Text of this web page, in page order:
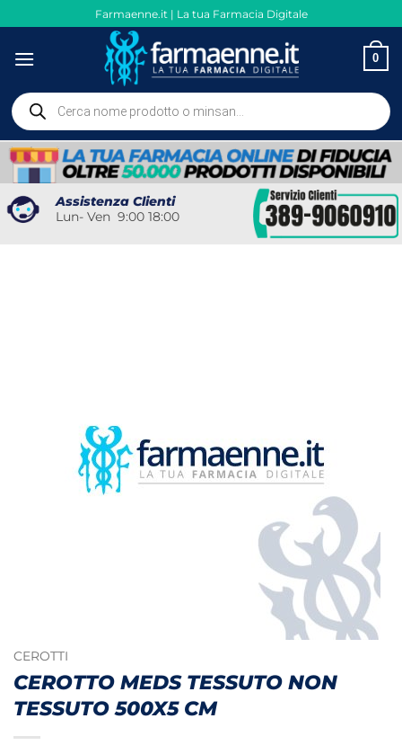
ai
contenuti
Farmaenne.it | La tua Farmacia Digitale
0
Ricerca
prodotti
Assistenza Clienti
Lun- Ven 9:00 18:00
CEROTTI
CEROTTO MEDS TESSUTO NON
TESSUTO 500X5 CM